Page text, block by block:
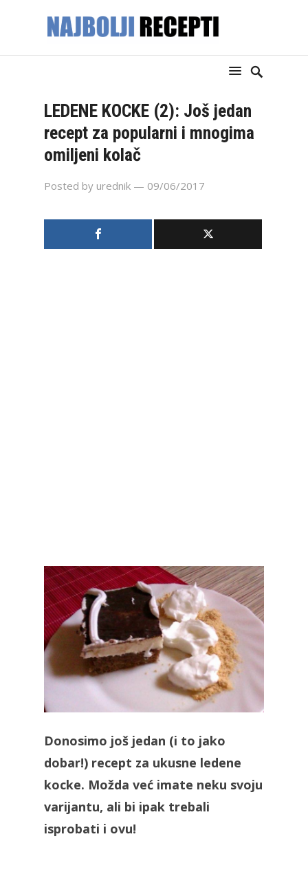
LEDENE KOCKE (2): Još jedan
recept za popularni i mnogima
omiljeni kolač
Posted by urednik — 09/06/2017
Donosimo još jedan (i to jako
dobar!) recept za ukusne ledene
kocke. Možda već imate neku svoju
varijantu, ali bi ipak trebali
isprobati i ovu!